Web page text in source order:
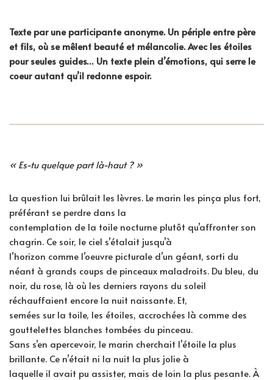
Texte par une participante anonyme. Un périple entre père
et fils, où se mêlent beauté et mélancolie. Avec les étoiles
pour seules guides… Un texte plein d’émotions, qui serre le
coeur autant qu’il redonne espoir.
« Es-tu quelque part là-haut ? »
La question lui brûlait les lèvres. Le marin les pinça plus fort,
préférant se perdre dans la
contemplation de la toile nocturne plutôt qu’affronter son
chagrin. Ce soir, le ciel s’étalait jusqu’à
l’horizon comme l’oeuvre picturale d’un géant, sorti du
néant à grands coups de pinceaux maladroits. Du bleu, du
noir, du rose, là où les derniers rayons du soleil
réchauffaient encore la nuit naissante. Et,
semées sur la toile, les étoiles, accrochées là comme des
gouttelettes blanches tombées du pinceau.
Sans s’en apercevoir, le marin cherchait l’étoile la plus
brillante. Ce n’était ni la nuit la plus jolie à
laquelle il avait pu assister, mais de loin la plus pesante. À